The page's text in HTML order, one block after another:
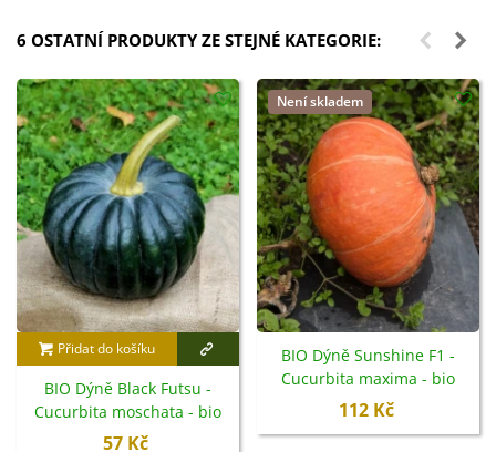
6 OSTATNÍ PRODUKTY ZE STEJNÉ KATEGORIE:
Přidat do košíku
BIO Dýně Black Futsu -
Cucurbita moschata - bio
semena - 7 ks
57 Kč
Není skladem
BIO Dýně Sunshine F1 -
Cucurbita maxima - bio
semena - 6 ks
112 Kč